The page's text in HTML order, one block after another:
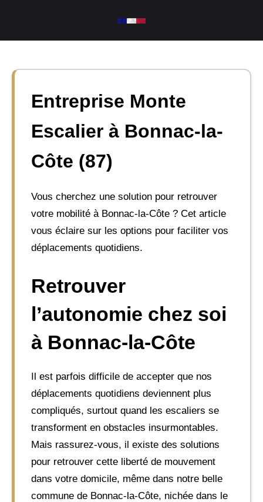
contenu
Entreprise Monte
Escalier à Bonnac-la-
Côte (87)
Vous cherchez une solution pour retrouver
votre mobilité à Bonnac-la-Côte ? Cet article
vous éclaire sur les options pour faciliter vos
déplacements quotidiens.
Retrouver
l’autonomie chez soi
à Bonnac-la-Côte
Il est parfois difficile de accepter que nos
déplacements quotidiens deviennent plus
compliqués, surtout quand les escaliers se
transforment en obstacles insurmontables.
Mais rassurez-vous, il existe des solutions
pour retrouver cette liberté de mouvement
dans votre domicile, même dans notre belle
commune de Bonnac-la-Côte, nichée dans le